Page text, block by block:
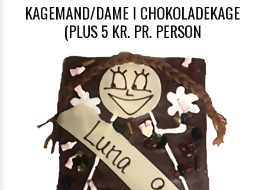
KAGEMAND/DAME I CHOKOLADEKAGE
(PLUS 5 KR. PR. PERSON